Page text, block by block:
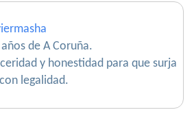
de A Coruña.
y honestidad para que surja
legalidad.